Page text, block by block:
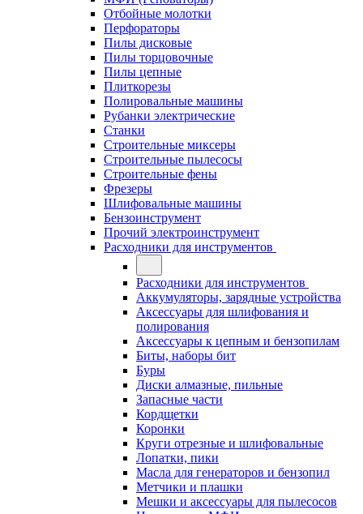
Отбойные молотки
Перфораторы
Пилы дисковые
Пилы торцовочные
Пилы цепные
Плиткорезы
Полировальные машины
Рубанки электрические
Станки
Строительные миксеры
Строительные пылесосы
Строительные фены
Фрезеры
Шлифовальные машины
Бензоинструмент
Прочий электроинструмент
Расходники для инструментов
Расходники для инструментов
Аккумуляторы, зарядные устройства
Аксессуары для шлифования и
полирования
Аксессуары к цепным и бензопилам
Биты, наборы бит
Буры
Диски алмазные, пильные
Запасные части
Кордщетки
Коронки
Круги отрезные и шлифовальные
Лопатки, пики
Масла для генераторов и бензопил
Метчики и плашки
Мешки и аксессуары для пылесосов